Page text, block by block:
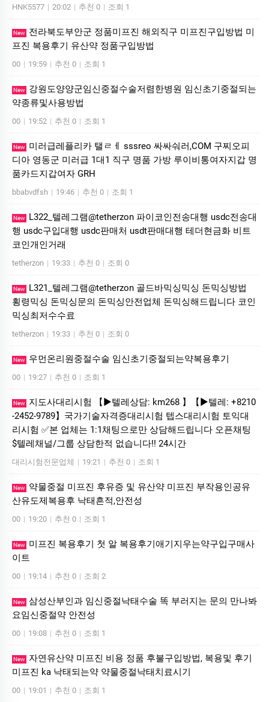
HNK5577 | 20:02 | 추천 0 | 조회 1
New
전라북도부안군 정품미프진 해외직구 미프진구입방법 미
프진 복용후기 유산약 정품구입방법
00 | 19:59 | 추천 0 | 조회 1
New
강원도양양군임신중절수술저렴한병원 임신초기중절되는
약종류및사용방법
00 | 19:52 | 추천 0 | 조회 1
New
미러급레플리카 탤ㄹㅔ sssreo 싸싸숴러,COM 구찌오피
디아 영동군 미러급 1대1 직구 명품 가방 루이비통여자지갑 명
품카드지갑여자 GRH
bbabvdfsh | 19:46 | 추천 0 | 조회 1
New
L322_텔레그램@tetherzon 파이코인전송대행 usdc전송대
행 usdc구입대행 usdc판매처 usdt판매대행 테더현금화 비트
코인개인거래
tetherzon | 19:33 | 추천 0 | 조회 0
New
L321_텔레그램@tetherzon 골드바믹싱믹싱 돈믹싱방법
횡령믹싱 돈믹싱문의 돈믹싱안전업체 돈믹싱해드립니다 코인
믹싱최저수수료
tetherzon | 19:33 | 추천 0 | 조회 0
New 우먼온리원중절수술 임신초기중절되는약복용후기
00 | 19:27 | 추천 0 | 조회 1
New
지도사대리시험 【▶텔레상담: km268 】【▶텔레: +8210
-2452-9789】국가기술자격증대리시험 텝스대리시험 토익대
리시험 ✅본 업체는 1:1채팅으로만 상담해드립니다 오픈채팅
$텔레채널/그룹 상담한적 없습니다!! 24시간
대리시험전문업체 | 19:21 | 추천 0 | 조회 1
New
약물중절 미프진 후유증 및 유산약 미프진 부작용인공유
산유도제복용후 낙태흔적,안전성
00 | 19:20 | 추천 0 | 조회 1
New
미프진 복용후기 첫 알 복용후기애기지우는약구입구매사
이트
00 | 19:14 | 추천 0 | 조회 2
New 삼성산부인과 임신중절낙태수술 똑 부러지는 문의 만나봐
요임신중절약 안전성
00 | 19:08 | 추천 0 | 조회 1
New
자연유산약 미프진 비용 정품 후불구입방법, 복용및 후기
미프진 ka 낙태되는약 약물중절낙태치료시기
00 | 19:01 | 추천 0 | 조회 1